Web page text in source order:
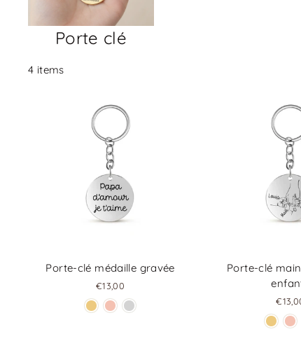
Porte clé
4 items
Porte-clé médaille gravée
€13,00
Porte-clé